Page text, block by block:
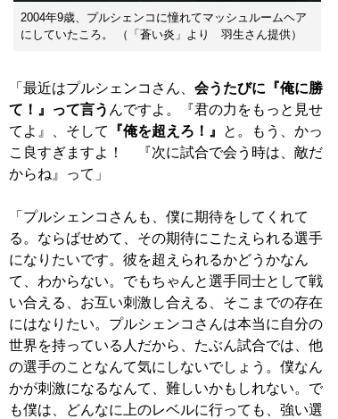
2004年9歳、プルシェンコに憧れてマッシュルームヘア
にしていたころ。 （「蒼い炎」より 羽生さん提供）
「最近はプルシェンコさん、 会うたびに『俺に勝
て！』って言う んですよ。『君の力をもっと見せ
てよ』、そして
『俺を超えろ！』
と。もう、かっ
こ良すぎますよ！ 『次に試合で会う時は、敵だ
からね』って」
「プルシェンコさんも、僕に期待をしてくれて
る。ならばせめて、その期待にこたえられる選手
になりたいです。彼を超えられるかどうかなん
て、わからない。でもちゃんと選手同士として戦
い合える、お互い刺激し合える、そこまでの存在
にはなりたい。プルシェンコさんは本当に自分の
世界を持っている人だから、たぶん試合では、他
の選手のことなんて気にしないでしょう。僕なん
かが刺激になるなんて、難しいかもしれない。で
も僕は、どんなに上のレベルに行っても、強い選